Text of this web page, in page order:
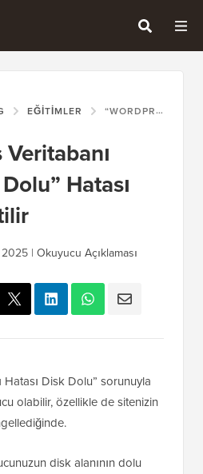
EĞITIMLER “WORDPRESS VERITABANI HATASI DISK DOLU” HATASI NASIL DÜZELTILIR
Hatası
2025 | Okuyucu Açıklaması
Hatası Disk Dolu” sorunuyla
olabilir, özellikle de sitenizin
disk alanının dolu